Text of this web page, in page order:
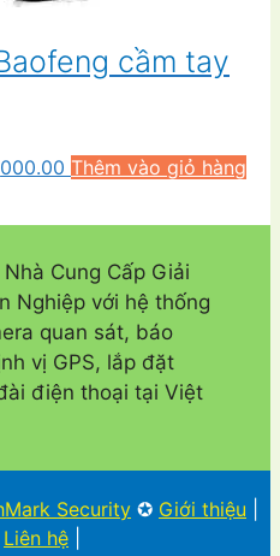
cầm tay
Giá
tại
₫995,000.00.
Thêm vào giỏ hàng
Cung Cấp Giải
Nghiệp với hệ thống
quan sát, báo
vị GPS, lắp đặt
điện thoại tại Việt
Security ✪ Giới thiệu
Liên hệ